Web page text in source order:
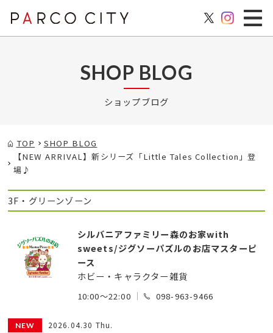
SHOP BLOG
ショップブログ
TOP
SHOP BLOG
【NEW ARRIVAL】新シリーズ「Little Tales Collection」登
場♪
3F・グリーンゾーン
シルバニアファミリー森のお家with
sweets/ジグソーパズルのお店マスターピ
ース
ホビー・キャラクター雑貨
10:00～22:00 098-963-9466
2026.04.30 Thu.